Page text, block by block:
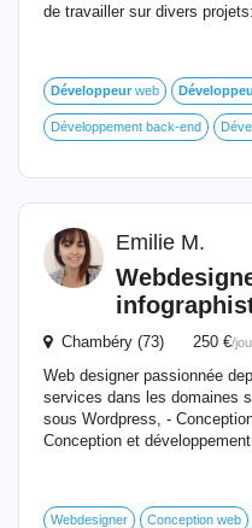
de travailler sur divers
Développeur web
Développement back-end
Emilie M.
Chambéry (73) 250 €/
Web designer passionnée
services dans les domaines
sous Wordpress, -
Conception et
Webdesigner Conception web